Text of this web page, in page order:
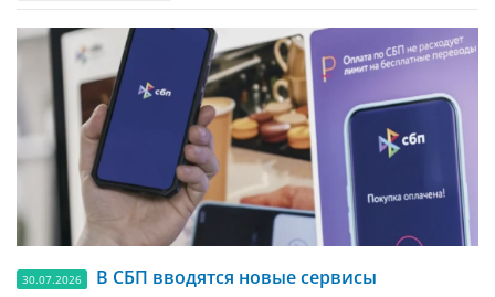
30.07.2026 В СБП вводятся новые сервисы